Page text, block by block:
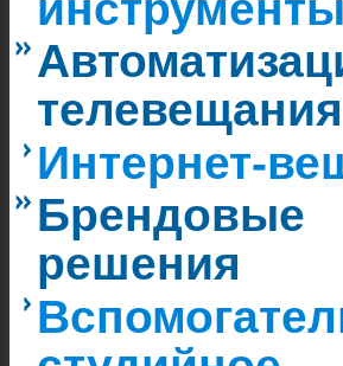
телевещания
Интернет-
Брендовые
решения